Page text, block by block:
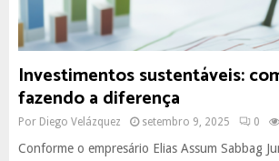
Investimentos sustentáveis:
fazendo a diferença
Por Diego Velázquez setembro 9, 2025 0
Conforme o empresário Elias Assum Sabbag